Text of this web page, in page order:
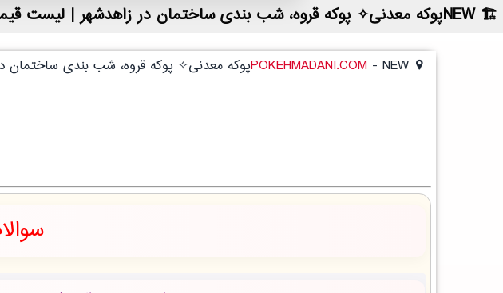
NEWپوکه معدنی✧ پوکه قروه، شب بندی ساختمان در زاهدشهر | لیست قیمت روز و خرید مستقیم ، مناسب تر از نمایندگی شهرستان ها
POKEHMADANI.COM - NEWپوکه معدنی✧ پوکه قروه، شب بندی ساختمان در زاهدشهر